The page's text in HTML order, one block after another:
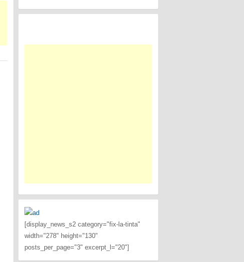
[display_news_s2 category="fix-la-tinta"
width="278" height="130"
posts_per_page="3" excerpt_l="20"]